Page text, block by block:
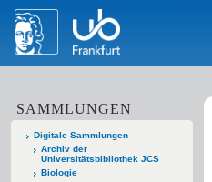
SAMMLUNGEN
Digitale Sammlungen
Archiv der
Universitätsbibliothek JCS
Biologie